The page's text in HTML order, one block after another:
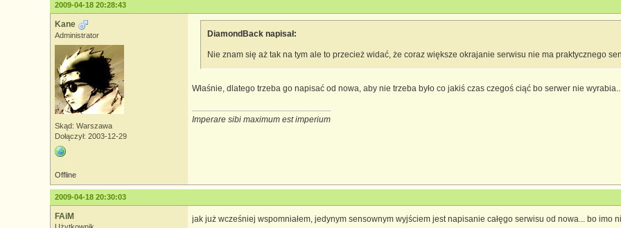
2009-04-18 20:28:43
Kane
Administrator
Skąd: Warszawa
Dołączył: 2003-12-29
DiamondBack napisał:
Nie znam się aż tak na tym ale to przecież widać, że coraz większe okrajanie serwisu nie ma praktycznego
Właśnie, dlatego trzeba go napisać od nowa, aby nie trzeba było co jakiś czas czegoś ciąć bo serwer nie
Imperare sibi maximum est imperium
Offline
2009-04-18 20:30:03
FAiM jak już wcześniej wspomniałem, jedynym sensownym wyjściem jest napisanie całęgo serwisu od nowa... bo imo